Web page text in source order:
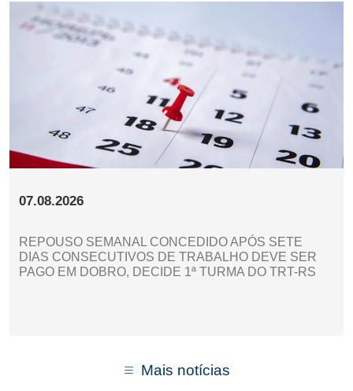
07.08.2026
REPOUSO SEMANAL CONCEDIDO APÓS SETE
DIAS CONSECUTIVOS DE TRABALHO DEVE SER
PAGO EM DOBRO, DECIDE 1ª TURMA DO TRT-RS
Mais notícias